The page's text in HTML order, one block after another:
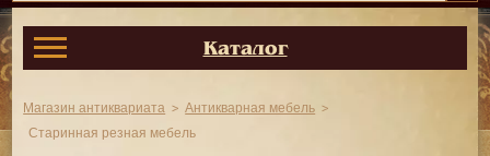
Каталог
Магазин антиквариата
Антикварная мебель
Старинная резная мебель